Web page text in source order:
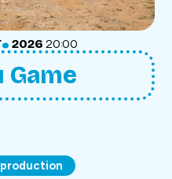
.2026 20:00
Game